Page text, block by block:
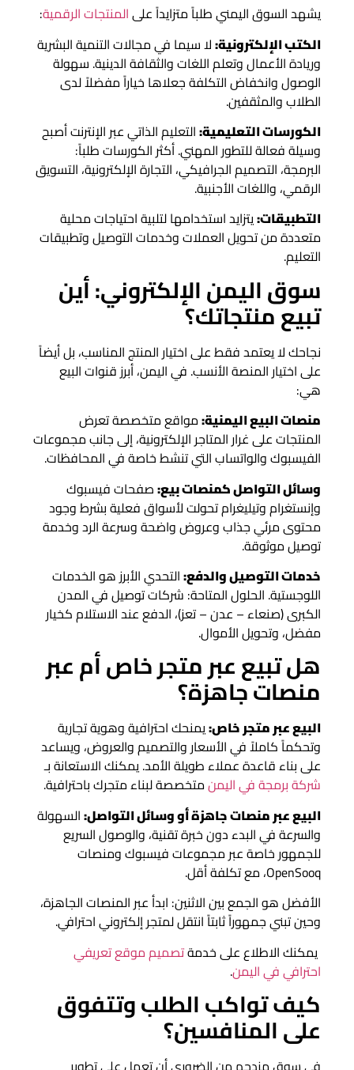
يشهد السوق اليمني طلباً متزايداً علىالمنتجات الرقمية:
الكتب الإلكترونية:لا سيما في مجالات التنمية البشرية
وريادة الأعمال وتعلم اللغات والثقافة الدينية. سهولة
الوصول وانخفاض التكلفة جعلاها خياراً مفضلاً لدى
الطلاب والمثقفين.
الكورسات التعليمية:التعليم الذاتي عبر الإنترنت أصبح
وسيلة فعالة للتطور المهني. أكثر الكورسات طلباً:
البرمجة، التصميم الجرافيكي، التجارة الإلكترونية، التسويق
الرقمي، واللغات الأجنبية.
التطبيقات:يتزايد استخدامها لتلبية احتياجات محلية
متعددة من تحويل العملات وخدمات التوصيل وتطبيقات
التعليم.
سوق اليمن الإلكتروني: أين
تبيع منتجاتك؟
نجاحك لا يعتمد فقط على اختيار المنتج المناسب، بل أيضاً
على اختيار المنصة الأنسب. في اليمن، أبرز قنوات البيع
هي:
منصات البيع اليمنية:مواقع متخصصة تعرض
المنتجات على غرار المتاجر الإلكترونية، إلى جانب مجموعات
الفيسبوك والواتساب التي تنشط خاصة في المحافظات.
وسائل التواصل كمنصات بيع:صفحات فيسبوك
وإنستغرام وتيليغرام تحولت لأسواق فعلية بشرط وجود
محتوى مرئي جذاب وعروض واضحة وسرعة الرد وخدمة
توصيل موثوقة.
خدمات التوصيل والدفع:التحدي الأبرز هو الخدمات
اللوجستية. الحلول المتاحة: شركات توصيل في المدن
الكبرى (صنعاء – عدن – تعز)، الدفع عند الاستلام كخيار
مفضل، وتحويل الأموال.
هل تبيع عبر متجر خاص أم عبر
منصات جاهزة؟
البيع عبر متجر خاص:يمنحك احترافية وهوية تجارية
وتحكماً كاملاً في الأسعار والتصميم والعروض، ويساعد
على بناء قاعدة عملاء طويلة الأمد. يمكنك الاستعانة بـ
شركة برمجة في اليمنمتخصصة لبناء متجرك باحترافية.
البيع عبر منصات جاهزة أو وسائل التواصل:السهولة
والسرعة في البدء دون خبرة تقنية، والوصول السريع
للجمهور خاصة عبر مجموعات فيسبوك ومنصات
OpenSooq، مع تكلفة أقل.
الأفضل هو الجمع بين الاثنين: ابدأ عبر المنصات الجاهزة،
وحين تبني جمهوراً ثابتاً انتقل لمتجر إلكتروني احترافي.
يمكنك الاطلاع على خدمةتصميم موقع تعريفي
احترافي في اليمن.
كيف تواكب الطلب وتتفوق
على المنافسين؟